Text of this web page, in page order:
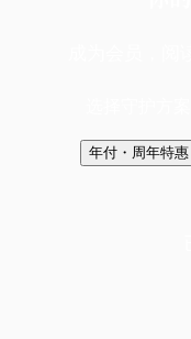
年付・周年特惠